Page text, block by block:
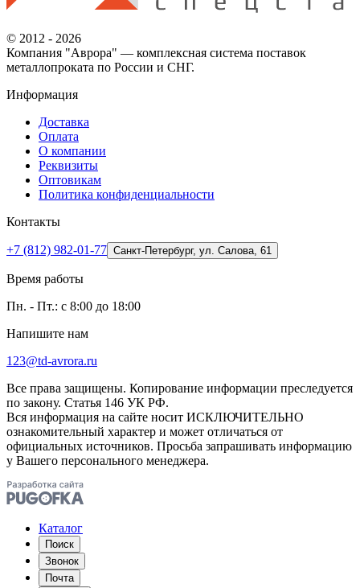
© 2012 - 2026
Компания "Аврора" — комплексная система поставок
металлопроката по России и СНГ.
Информация
Доставка
Оплата
О компании
Реквизиты
Оптовикам
Политика конфиденциальности
Контакты
+7 (812) 982-01-77 Санкт-Петербург, ул. Салова, 61
Время работы
Пн. - Пт.: с 8:00 до 18:00
Напишите нам
123@td-avrora.ru
Все права защищены. Копирование информации преследуется
по закону. Статья 146 УК РФ.
Вся информация на сайте носит ИСКЛЮЧИТЕЛЬНО
ознакомительный характер и может отличаться от
официальных источников. Просьба запрашивать информацию
у Вашего персонального менеджера.
Каталог
Поиск
Звонок
Почта